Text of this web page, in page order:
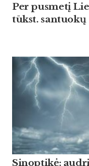
Per pusmetį
tūkst. santuokų
Sinoptikė: